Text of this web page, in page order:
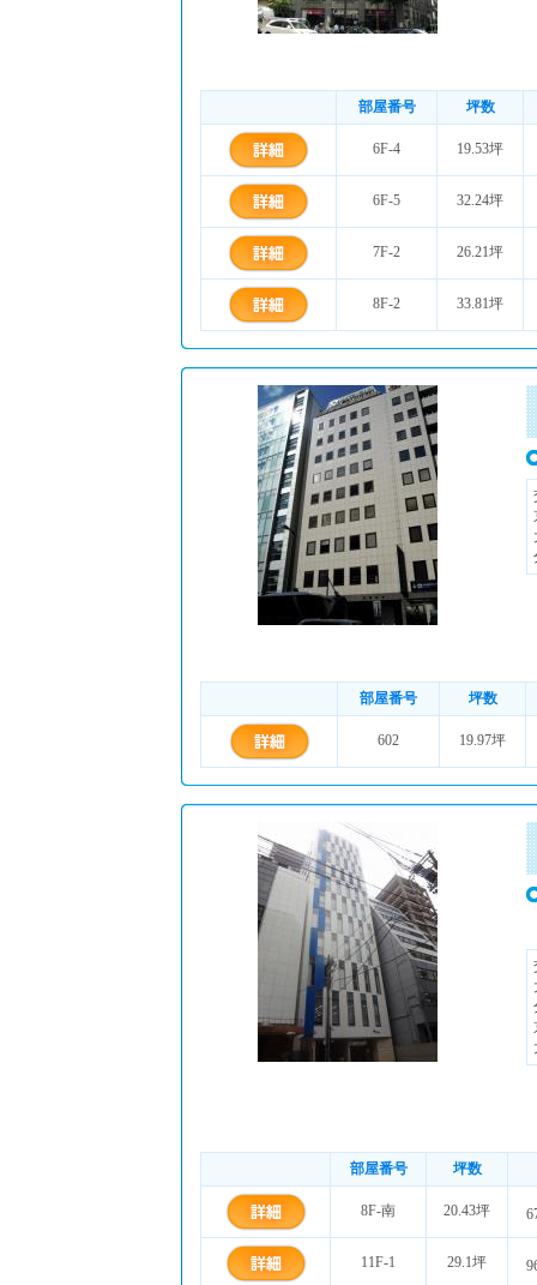
部屋番号 坪数
6F-4 19.53坪
6F-5 32.24坪
7F-2 26.21坪
8F-2 33.81坪
部屋番号 坪数
602 19.97坪
部屋番号 坪数
8F-南 20.43坪
11F-1 29.1坪